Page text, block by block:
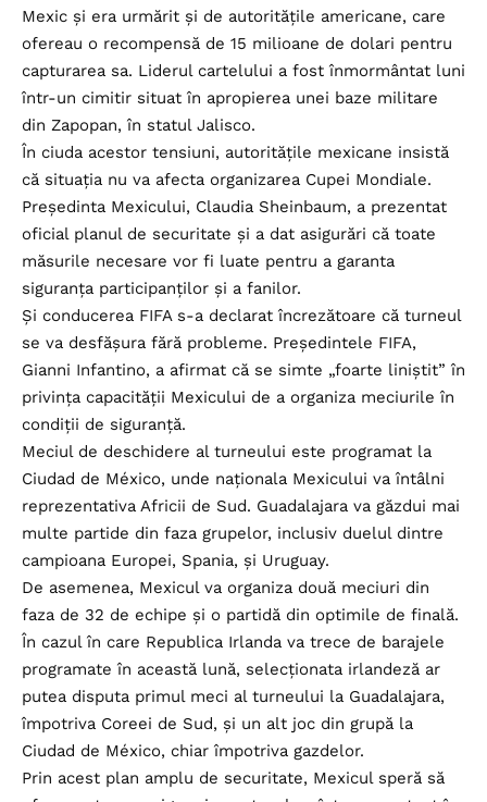
Mexic și era urmărit și de autoritățile americane, care
ofereau o recompensă de 15 milioane de dolari pentru
capturarea sa. Liderul cartelului a fost înmormântat luni
într-un cimitir situat în apropierea unei baze militare
din Zapopan, în statul Jalisco.
În ciuda acestor tensiuni, autoritățile mexicane insistă
că situația nu va afecta organizarea Cupei Mondiale.
Președinta Mexicului, Claudia Sheinbaum, a prezentat
oficial planul de securitate și a dat asigurări că toate
măsurile necesare vor fi luate pentru a garanta
siguranța participanților și a fanilor.
Și conducerea FIFA s-a declarat încrezătoare că turneul
se va desfășura fără probleme. Președintele FIFA,
Gianni Infantino, a afirmat că se simte „foarte liniștit” în
privința capacității Mexicului de a organiza meciurile în
condiții de siguranță.
Meciul de deschidere al turneului este programat la
Ciudad de México, unde naționala Mexicului va întâlni
reprezentativa Africii de Sud. Guadalajara va găzdui mai
multe partide din faza grupelor, inclusiv duelul dintre
campioana Europei, Spania, și Uruguay.
De asemenea, Mexicul va organiza două meciuri din
faza de 32 de echipe și o partidă din optimile de finală.
În cazul în care Republica Irlanda va trece de barajele
programate în această lună, selecționata irlandeză ar
putea disputa primul meci al turneului la Guadalajara,
împotriva Coreei de Sud, și un alt joc din grupă la
Ciudad de México, chiar împotriva gazdelor.
Prin acest plan amplu de securitate, Mexicul speră să